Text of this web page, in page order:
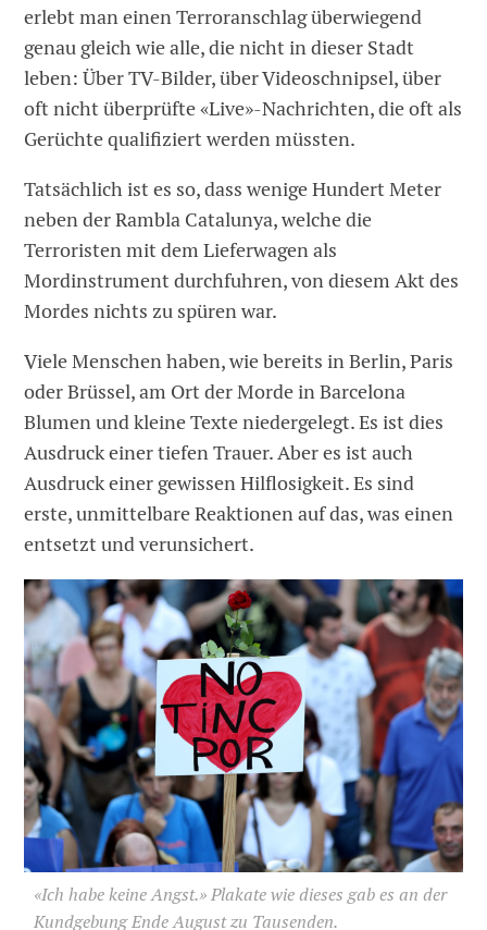
erlebt man einen Terroranschlag überwiegend
genau gleich wie alle, die nicht in dieser Stadt
leben: Über TV-Bilder, über Videoschnipsel, über
oft nicht überprüfte «Live»-Nachrichten, die oft als
Gerüchte qualifiziert werden müssten.
Tatsächlich ist es so, dass wenige Hundert Meter
neben der Rambla Catalunya, welche die
Terroristen mit dem Lieferwagen als
Mordinstrument durchfuhren, von diesem Akt des
Mordes nichts zu spüren war.
Viele Menschen haben, wie bereits in Berlin, Paris
oder Brüssel, am Ort der Morde in Barcelona
Blumen und kleine Texte niedergelegt. Es ist dies
Ausdruck einer tiefen Trauer. Aber es ist auch
Ausdruck einer gewissen Hilflosigkeit. Es sind
erste, unmittelbare Reaktionen auf das, was einen
entsetzt und verunsichert.
«Ich habe keine Angst.» Plakate wie dieses gab es an der
Kundgebung Ende August zu Tausenden.